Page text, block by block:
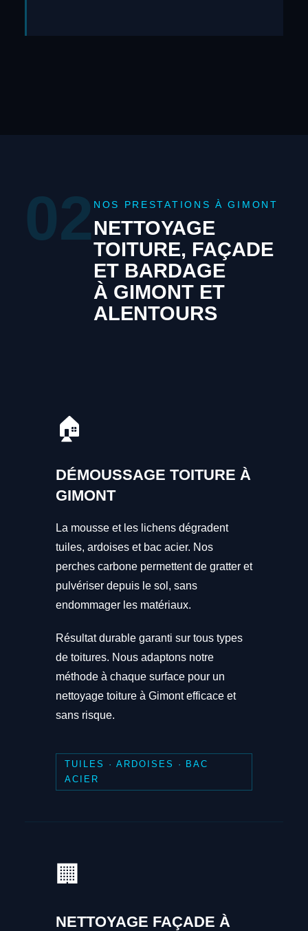
02 NOS PRESTATIONS À GIMONT
NETTOYAGE
TOITURE, FAÇADE
ET BARDAGE
À GIMONT ET
ALENTOURS
🏠
DÉMOUSSAGE TOITURE À
GIMONT
La mousse et les lichens dégradent
tuiles, ardoises et bac acier. Nos
perches carbone permettent de gratter et
pulvériser depuis le sol, sans
endommager les matériaux.
Résultat durable garanti sur tous types
de toitures. Nous adaptons notre
méthode à chaque surface pour un
nettoyage toiture à Gimont efficace et
sans risque.
TUILES · ARDOISES · BAC
ACIER
🏢
NETTOYAGE FAÇADE À